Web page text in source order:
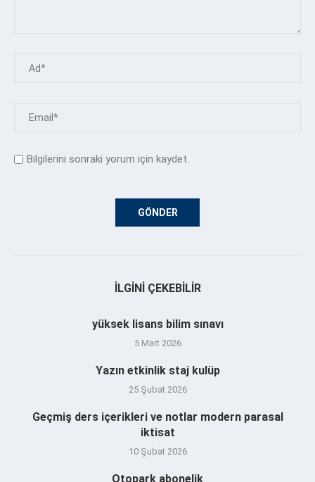
Bilgilerini sonraki yorum için kaydet.
İLGINI ÇEKEBILIR
yüksek lisans bilim sınavı
5 Mart 2026
Yazın etkinlik staj kulüp
25 Şubat 2026
Geçmiş ders içerikleri ve notlar modern parasal
iktisat
10 Şubat 2026
Otopark abonelik